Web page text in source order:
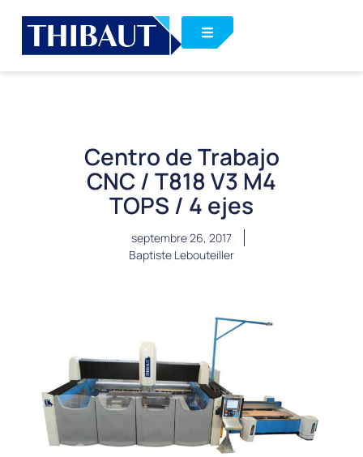
Centro de Trabajo
CNC / T818 V3 M4
TOPS / 4 ejes
septembre 26, 2017
Baptiste Lebouteiller